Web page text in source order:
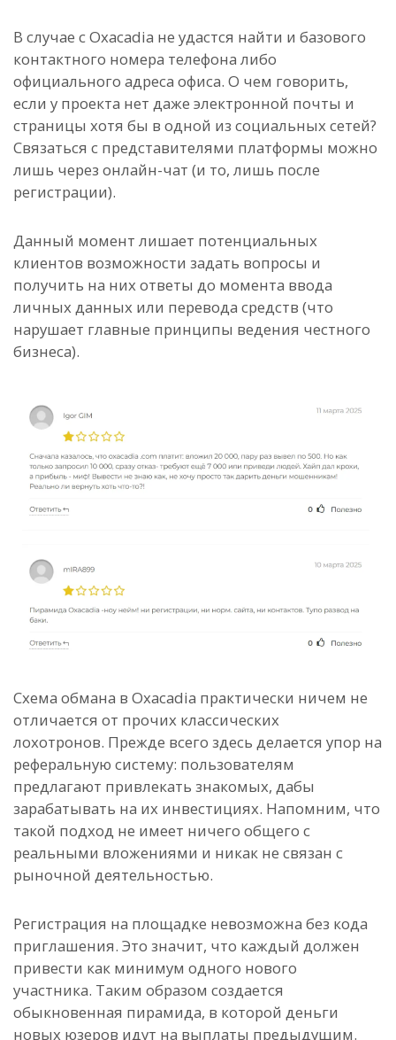
В случае с Oxacadia не удастся найти и базового
контактного номера телефона либо
официального адреса офиса. О чем говорить,
если у проекта нет даже электронной почты и
страницы хотя бы в одной из социальных сетей?
Связаться с представителями платформы можно
лишь через онлайн-чат (и то, лишь после
регистрации).
Данный момент лишает потенциальных
клиентов возможности задать вопросы и
получить на них ответы до момента ввода
личных данных или перевода средств (что
нарушает главные принципы ведения честного
бизнеса).
Схема обмана в Oxacadia практически ничем не
отличается от прочих классических
лохотронов. Прежде всего здесь делается упор на
реферальную систему: пользователям
предлагают привлекать знакомых, дабы
зарабатывать на их инвестициях. Напомним, что
такой подход не имеет ничего общего с
реальными вложениями и никак не связан с
рыночной деятельностью.
Регистрация на площадке невозможна без кода
приглашения. Это значит, что каждый должен
привести как минимум одного нового
участника. Таким образом создается
обыкновенная пирамида, в которой деньги
новых юзеров идут на выплаты предыдущим.